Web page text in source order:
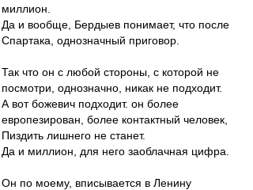
миллион.
Да и вообще, Бердыев понимает, что после
Спартака, однозначный приговор.
Так что он с любой стороны, с которой не
посмотри, однозначно, никак не подходит.
А вот божевич подходит. он более
европезирован, более контактный человек,
Пиздить лишнего не станет.
Да и миллион, для него заоблачная цифра.
Он по моему, вписывается в Ленину